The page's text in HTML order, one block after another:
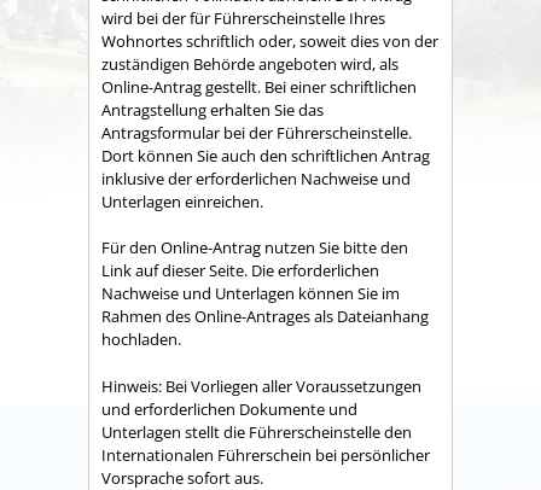
wird bei der für Führerscheinstelle Ihres
Wohnortes schriftlich oder, soweit dies von der
zuständigen Behörde angeboten wird, als
Online-Antrag gestellt. Bei einer schriftlichen
Antragstellung erhalten Sie das
Antragsformular bei der Führerscheinstelle.
Dort können Sie auch den schriftlichen Antrag
inklusive der erforderlichen Nachweise und
Unterlagen einreichen.
Für den Online-Antrag nutzen Sie bitte den
Link auf dieser Seite. Die erforderlichen
Nachweise und Unterlagen können Sie im
Rahmen des Online-Antrages als Dateianhang
hochladen.
Hinweis: Bei Vorliegen aller Voraussetzungen
und erforderlichen Dokumente und
Unterlagen stellt die Führerscheinstelle den
Internationalen Führerschein bei persönlicher
Vorsprache sofort aus.